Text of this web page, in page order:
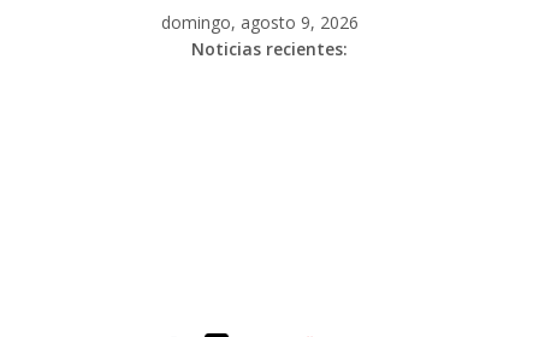
domingo, agosto 9, 2026
Noticias recientes: